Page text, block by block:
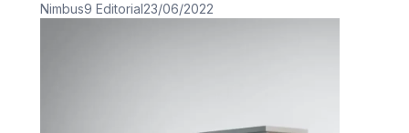
Nimbus9 Editorial23/06/2022